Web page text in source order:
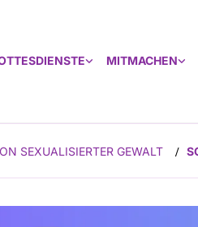
MITMACHEN
SEXUALISIERTER GEWALT /